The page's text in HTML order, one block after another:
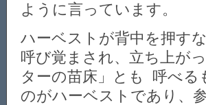
ように言っています。
ハーベストが背中を押す
呼び覚まされ、立ち上が
ターの苗床」と も 呼べる
のがハーベストであり、